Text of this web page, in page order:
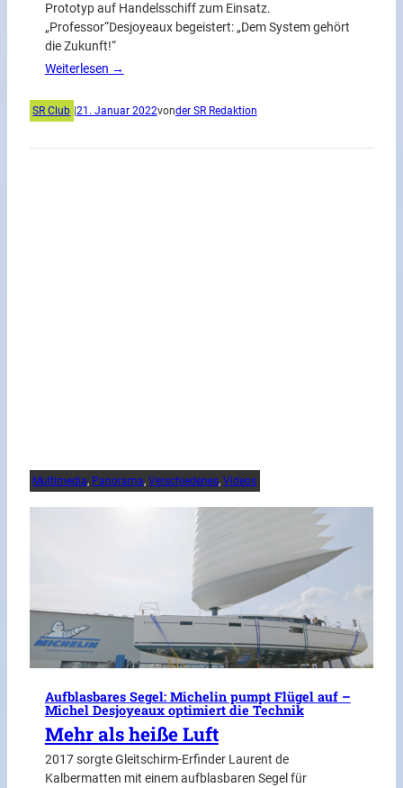
Prototyp auf Handelsschiff zum Einsatz.
„Professor“Desjoyeaux begeistert: „Dem System gehört
die Zukunft!“
Weiterlesen →
SR Club |21. Januar 2022vonder SR Redaktion
Multimedia, Panorama, Verschiedenes, Videos
Aufblasbares Segel: Michelin pumpt Flügel auf –
Michel Desjoyeaux optimiert die Technik
Mehr als heiße Luft
2017 sorgte Gleitschirm-Erfinder Laurent de
Kalbermatten mit einem aufblasbaren Segel für